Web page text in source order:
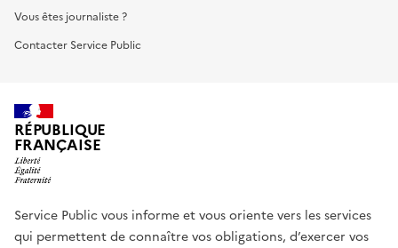
Vous êtes journaliste ?
Contacter Service Public
RÉPUBLIQUE
FRANÇAISE
Service Public vous informe et vous oriente vers les services
qui permettent de connaître vos obligations, d’exercer vos